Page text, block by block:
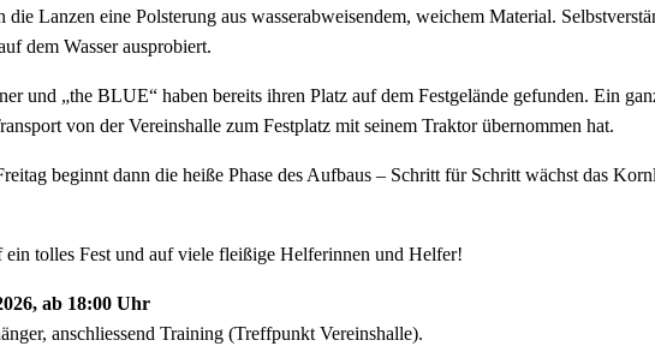
die Lanzen eine Polsterung aus wasserabweisendem, weichem Material.
dem Wasser ausprobiert.
und „the BLUE“ haben bereits ihren Platz auf dem Festgelände gefunden. Ein
von der Vereinshalle zum Festplatz mit seinem Traktor übernommen hat.
beginnt dann die heiße Phase des Aufbaus – Schritt für Schritt wächst das
ein tolles Fest und auf viele fleißige Helferinnen und Helfer!
ab 18:00 Uhr
anschliessend Training (Treffpunkt Vereinshalle).